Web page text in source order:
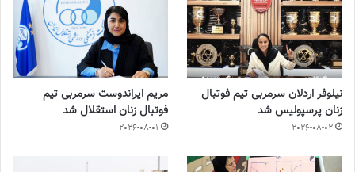
نیلوفر اردلان سرمربی تیم فوتبال
زنان پرسپولیس شد
2026-08-02
مریم ایراندوست سرمربی تیم
فوتبال زنان استقلال شد
2026-08-01